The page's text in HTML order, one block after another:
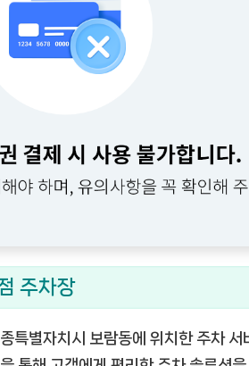
주차장
특별자치시 보람동에 위치한 주차 서